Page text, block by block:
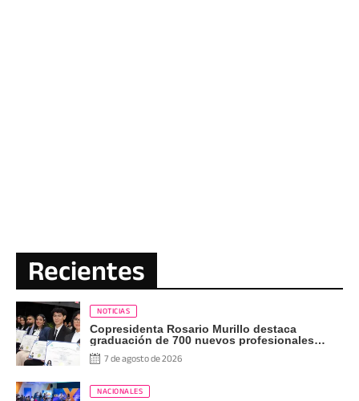
Recientes
NOTICIAS
Copresidenta Rosario Murillo destaca
graduación de 700 nuevos profesionales
Pueblo Presidente
7 de agosto de 2026
NACIONALES